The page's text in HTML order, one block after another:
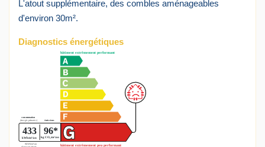
L'atout supplémentaire, des combles aménageables
d'environ 30m².
Diagnostics énergétiques